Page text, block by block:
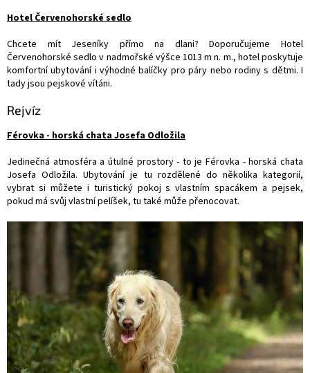
Hotel Červenohorské sedlo
Chcete mít Jeseníky přímo na dlani? Doporučujeme Hotel
Červenohorské sedlo v nadmořské výšce 1013 m n. m., hotel poskytuje
komfortní ubytování i výhodné balíčky pro páry nebo rodiny s dětmi. I
tady jsou pejskové vítáni.
Rejvíz
Férovka - horská chata Josefa Odložila
Jedinečná atmosféra a útulné prostory - to je Férovka - horská chata
Josefa Odložila. Ubytování je tu rozdělené do několika kategorií,
vybrat si můžete i turistický pokoj s vlastním spacákem a pejsek,
pokud má svůj vlastní pelíšek, tu také může přenocovat.